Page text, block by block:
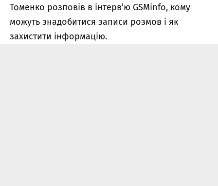
Томенко розповів в інтерв’ю GSMinfo, кому
можуть знадобитися записи розмов і як
захистити інформацію.